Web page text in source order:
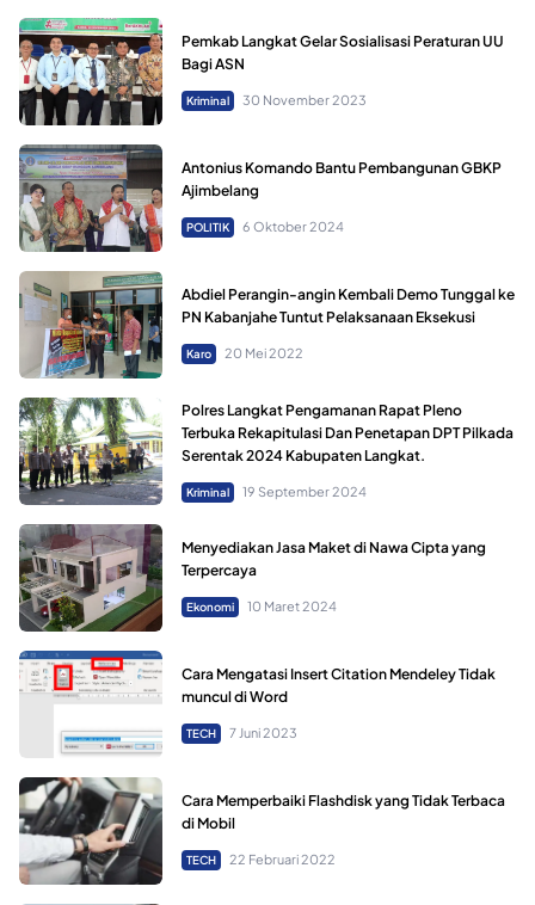
Pemkab Langkat Gelar Sosialisasi Peraturan UU
Bagi ASN
Kriminal 30 November 2023
Antonius Komando Bantu Pembangunan GBKP
Ajimbelang
POLITIK 6 Oktober 2024
Abdiel Perangin-angin Kembali Demo Tunggal ke
PN Kabanjahe Tuntut Pelaksanaan Eksekusi
Karo 20 Mei 2022
Polres Langkat Pengamanan Rapat Pleno
Terbuka Rekapitulasi Dan Penetapan DPT Pilkada
Serentak 2024 Kabupaten Langkat.
Kriminal 19 September 2024
Menyediakan Jasa Maket di Nawa Cipta yang
Terpercaya
Ekonomi 10 Maret 2024
Cara Mengatasi Insert Citation Mendeley Tidak
muncul di Word
TECH 7 Juni 2023
Cara Memperbaiki Flashdisk yang Tidak Terbaca
di Mobil
TECH 22 Februari 2022